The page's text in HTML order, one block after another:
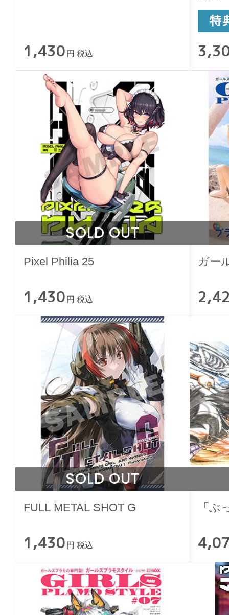
1,430 円 税込
SOLD OUT
Pixel Philia 25
1,430 円 税込
ガー
SOLD OUT
FULL METAL SHOT G
1,430 円 税込
「ぶ